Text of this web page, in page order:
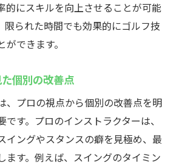
的にスキルを向上させることが可能
限られた時間でも効果的にゴルフ技
できます。
個別の改善点
、プロの視点から個別の改善点を明
す。プロのインストラクターは、
イングやスタンスの癖を見極め、最
ます。例えば、スイングのタイミン